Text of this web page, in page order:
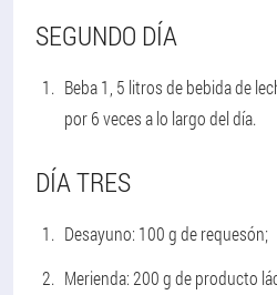
SEGUNDO DÍA
Beba 1, 5 litros de bebida de
por 6 veces a lo largo del día.
DÍA TRES
Desayuno: 100 g de requesón;
Merienda: 200 g de producto